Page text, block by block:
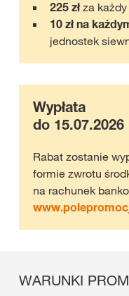
225 złza
10 zł na
jednostek
Wypłata
do 15.07.2026
Rabat zostanie
formie zwrotu
na rachunek
WARUNKI